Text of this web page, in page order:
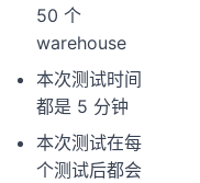
50 个
warehouse
本次测试时间
都是 5 分钟
本次测试在每
个测试后都会